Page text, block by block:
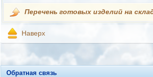
Перечень готовых изделий на
Наверх
Обратная связь